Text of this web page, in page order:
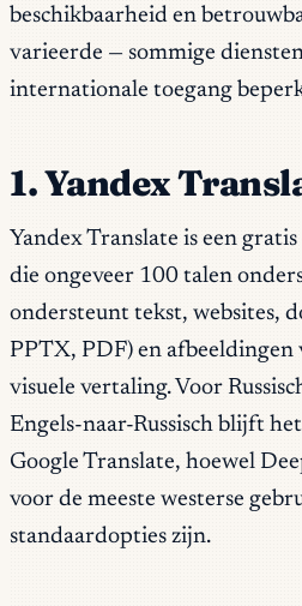
beschikbaarheid en
varieerde — sommige
internationale toegang
1. Yandex
Yandex Translate is een
die ongeveer 100 talen
ondersteunt tekst, websites,
PPTX, PDF) en afbeeldingen
visuele vertaling. Voor
Engels-naar-Russisch blijft
Google Translate, hoewel
voor de meeste westerse
standaardopties zijn.